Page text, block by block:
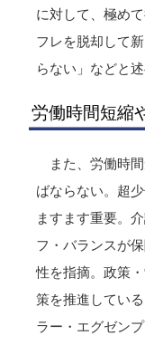
に対して、極め
フレを脱却して
らない」などと
労働時間短縮
また、労働時
ばならない。超
ますます重要。
フ・バランスが
性を指摘。政策
策を推進してい
ラー・エグゼン